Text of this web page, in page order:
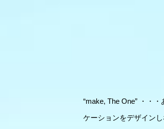
“make, The One” ・・
ケーションをデザイン